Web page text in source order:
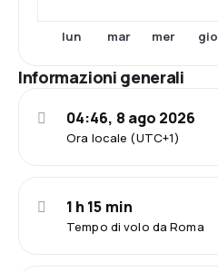
lun mar mer gio
Informazioni generali
Ora locale (UTC+1)
04:46, 8 ago 2026
Tempo di volo da Roma
1 h 15 min